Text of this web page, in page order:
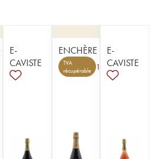
E-
CAVISTE
ENCHÈRE
TVA
récupérable
1
E-
CAVISTE